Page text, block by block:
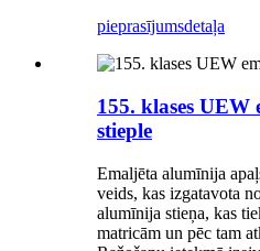
pieprasījumsdetaļa
155. klases
stieple
Emaljēta alumīnija
veids, kas izgatavota
alumīnija stieņa, kas
matricām un pēc tam